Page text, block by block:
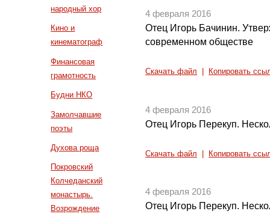
народный хор
Кино и
кинематограф
Финансовая
грамотность
Будни НКО
Замолчавшие
поэты
Духова роща
Покровский
Колчеданский
монастырь.
Возрождение
4 февраля 2016
Отец Игорь Бачинин.
современном обществе
Скачать файл Копировать
4 февраля 2016
Отец Игорь Перекуп.
Скачать файл Копировать
4 февраля 2016
Отец Игорь Перекуп.